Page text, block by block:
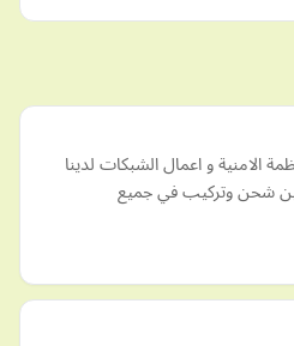
الامنية و اعمال الشبكات لدينا
شحن وتركيب في جميع